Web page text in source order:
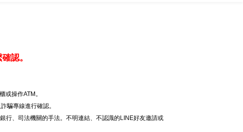
認。
操作ATM。
騙專線進行確認。
行、司法機關的手法。不明連結、不認識的LINE好友邀請或